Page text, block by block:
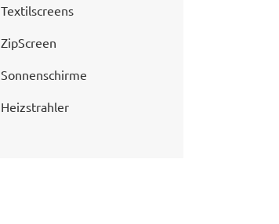
Textilscreens
ZipScreen
Sonnenschirme
Heizstrahler